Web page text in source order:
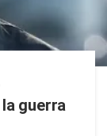
guerra